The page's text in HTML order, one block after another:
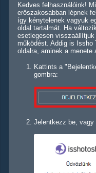
Kedves felhasználóink!
erőszakosabban lépnek
így kénytelenek vagyuk
oldal tartalmát. Ha
esetlegesen
működést. Addig is Issho
oldalra, aminek a menete
Kattints a
gombra:
Jelentkezz be,